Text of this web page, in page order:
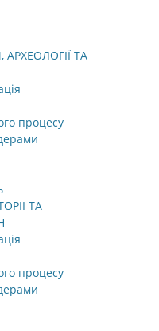
АРХЕОЛОГІЇ ТА
процесу
ТА
процесу